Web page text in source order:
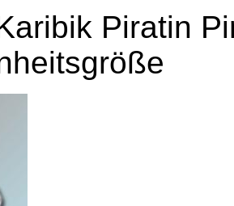
Piratin